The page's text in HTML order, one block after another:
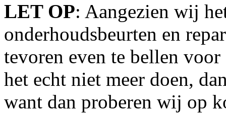
LET OP: Aangezien wij
onderhoudsbeurten en
tevoren even te bellen
het echt niet meer doen,
want dan proberen wij op